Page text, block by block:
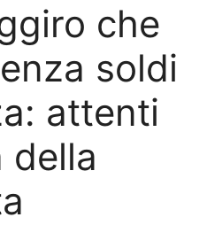
che
soldi
attenti
della